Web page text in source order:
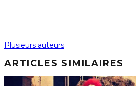
Plusieurs auteurs
ARTICLES SIMILAIRES